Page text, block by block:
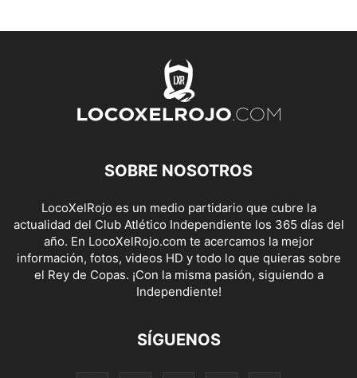
SOBRE NOSOTROS
LocoXelRojo es un medio partidario que cubre la
actualidad del Club Atlético Independiente los 365 días del
año. En LocoXelRojo.com te acercamos la mejor
información, fotos, videos HD y todo lo que quieras sobre
el Rey de Copas. ¡Con la misma pasión, siguiendo a
Independiente!
SÍGUENOS